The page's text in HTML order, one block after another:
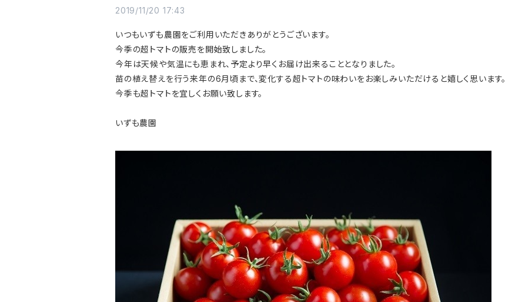
2019/11/20 17:43
いつもいずも農園をご利用いただきありがとうございます。
今季の超トマトの販売を開始致しました。
今年は天候や気温にも恵まれ、予定より早くお届け出来ることとなりました。
苗の植え替えを行う来年の6月頃まで、変化する超トマトの味わいをお楽しみいただけると嬉しく思います。
今季も超トマトを宜しくお願い致します。
いずも農園